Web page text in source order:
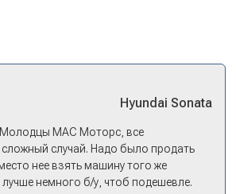
Hyundai Sonata
Молодцы МАС Моторс, все
сложный случай. Надо было продать
нее взять машину того же
немного б/у, чтоб подешевле.